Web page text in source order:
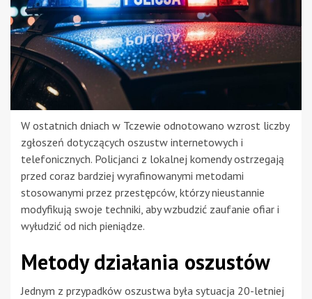
W ostatnich dniach w Tczewie odnotowano wzrost liczby
zgłoszeń dotyczących oszustw internetowych i
telefonicznych. Policjanci z lokalnej komendy ostrzegają
przed coraz bardziej wyrafinowanymi metodami
stosowanymi przez przestępców, którzy nieustannie
modyfikują swoje techniki, aby wzbudzić zaufanie ofiar i
wyłudzić od nich pieniądze.
Metody działania oszustów
Jednym z przypadków oszustwa była sytuacja 20-letniej